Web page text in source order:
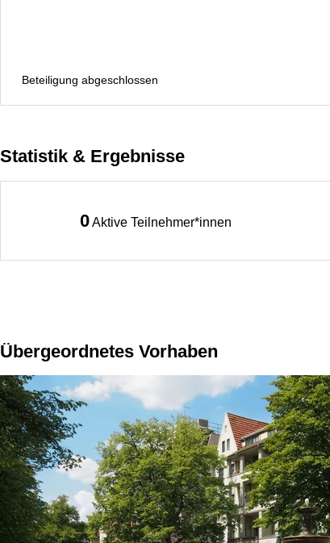
Beteiligung abgeschlossen
Statistik & Ergebnisse
0Aktive Teilnehmer*innen
Übergeordnetes Vorhaben